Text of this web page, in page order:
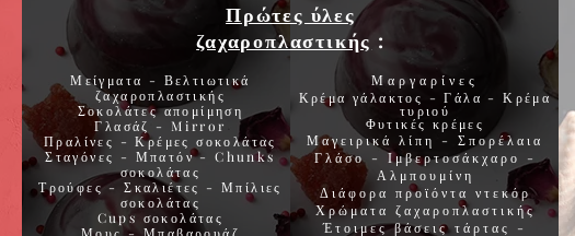
Μείγματα - Βελτιωτικά
ζαχαροπλαστικής
Σοκολάτεςαπομίμηση
Γλασάζ - Mirror
Πραλίνες - Κρέμες σοκολάτας
Σταγόνες - Μπατόν-Chunks
σοκολάτας
Τρούφες-Σκαλιέτες -Μπίλιες
σοκολάτας
Cups σοκολάτας
Μαργαρίνες
Κρέμα γάλακτος - Γάλα - Κρέμα
τυριού
Φυτικές κρέμες
Μαγειρικά λίπη - Σπορέλαια
Γλάσο -Ιμβερτοσάκχαρο -
Αλμπουμίνη
Διάφορα προϊόντα ντεκόρ
Χρώματα ζαχαροπλαστικής
Έτοιμες βάσεις τάρτας
-
Πρώτες ύλες
ζαχαροπλαστικής :